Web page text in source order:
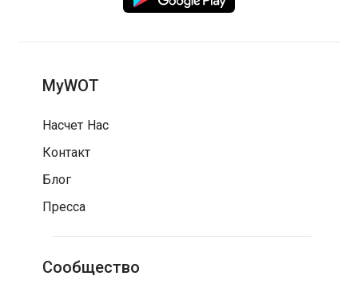
MyWOT
Насчет Нас
Контакт
Блог
Пресса
Сообщество